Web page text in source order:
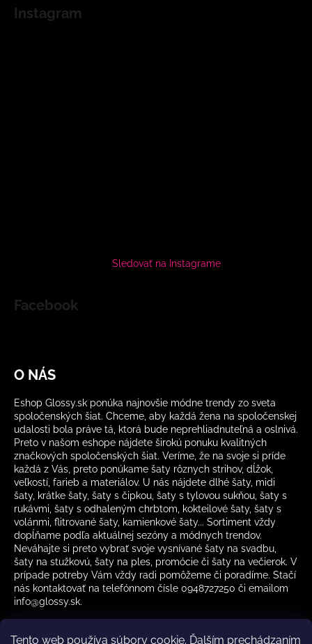
Tento web používa súbory cookie. Ďalším prechádzaním
Instagram
Sledovať na Instagrame
Facebook
O NÁS
Eshop Glossy.sk ponúka najnovšie módne trendy zo sveta
spoločenských šiat. Chceme, aby každá žena na spoločenskej
udalosti bola práve tá, ktorá bude neprehliadnuteľná a oslnivá.
Preto v našom eshope nájdete širokú ponuku kvalitných
značkových spoločenských šiat. Veríme, že na svoje si príde
každá z Vás, preto ponúkame šaty rôznych strihov, dĺžok,
veľkostí, farieb a materiálov. U nás nájdete dlhé šaty, midi
šaty, krátke šaty, šaty s čipkou, šaty s tylovou sukňou, šaty s
rukávmi, šaty s odhaleným chrbtom, kokteilové šaty, šaty s
volánmi, flitrované šaty, kamienkové šaty... Sortiment vždy
dopĺňame podľa aktuálnej sezóny a módnych trendov.
Neváhajte si preto vybrať svoje vysnívané šaty na svadbu,
šaty na stužkovú, šaty na ples, promócie či šaty na večierok. V
prípade potreby Vám vždy radi pomôžeme či poradíme. Stačí
nás kontaktovať na telefónnom čísle 0948727250 či emailom
info@glossy.sk.